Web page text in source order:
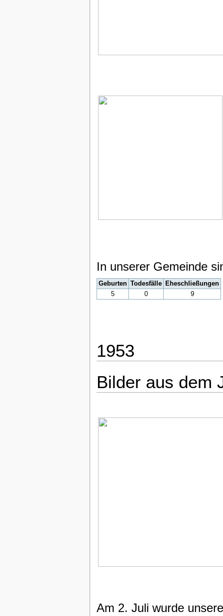
In unserer Gemeinde
Geburten Todesfälle
Eheschließungen
5
0 9
1953
Bilder aus dem
Am 2. Juli wurde